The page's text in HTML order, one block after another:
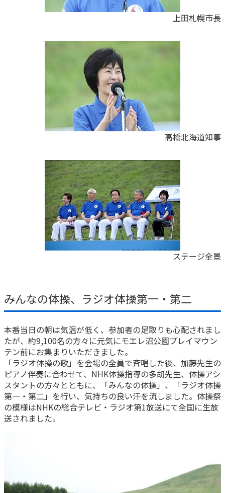
上田札幌市長
高橋北海道知事
ステージ全景
みんなの体操、ラジオ体操第一・第二
本番当日の朝は気温が低く、参加者の足取りも心配されまし
たが、約9,100名の方々に元気にモエレ沼公園プレイマウン
テン前にお集まりいただきました。
「ラジオ体操の歌」を会場の全員で斉唱した後、加藤先生の
ピアノ伴奏に合わせて、NHK体操指導の多胡先生、体操アシ
スタントの方々とともに、「みんなの体操」、「ラジオ体操
第一・第二」を行い、気持ちの良い汗を流しました。体操祭
の模様はNHKの総合テレビ・ラジオ第1放送にて全国に生放
送されました。